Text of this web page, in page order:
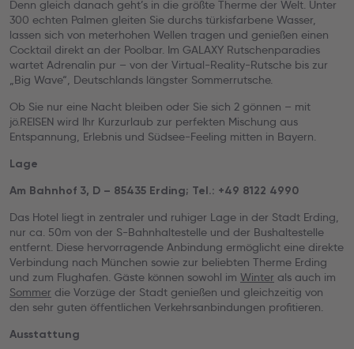
Denn gleich danach geht’s in die größte Therme der Welt. Unter
300 echten Palmen gleiten Sie durchs türkisfarbene Wasser,
lassen sich von meterhohen Wellen tragen und genießen einen
Cocktail direkt an der Poolbar. Im GALAXY Rutschenparadies
wartet Adrenalin pur – von der Virtual-Reality-Rutsche bis zur
„Big Wave“, Deutschlands längster Sommerrutsche.
Ob Sie nur eine Nacht bleiben oder Sie sich 2 gönnen – mit
jö.REISEN wird Ihr Kurzurlaub zur perfekten Mischung aus
Entspannung, Erlebnis und Südsee-Feeling mitten in Bayern.
Lage
Am Bahnhof 3, D – 85435 Erding; Tel.: +49 8122 4990
Das Hotel liegt in zentraler und ruhiger Lage in der Stadt Erding,
nur ca. 50m von der S-Bahnhaltestelle und der Bushaltestelle
entfernt. Diese hervorragende Anbindung ermöglicht eine direkte
Verbindung nach München sowie zur beliebten Therme Erding
und zum Flughafen. Gäste können sowohl im Winter als auch im
Sommer die Vorzüge der Stadt genießen und gleichzeitig von
den sehr guten öffentlichen Verkehrsanbindungen profitieren.
Ausstattung